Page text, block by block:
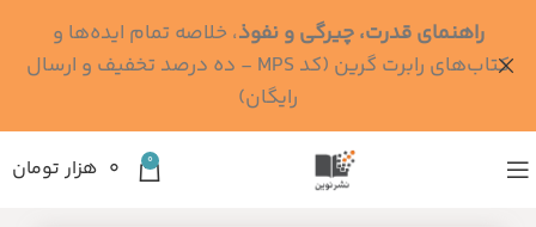
0 ۰ هزار تومان
راهنمای قدرت، چیرگی و نفوذ، خلاصه تمام ایده‌ها و
کتاب‌های رابرت گرین (کد MPS - ده درصد تخفیف و ارسال
رایگان)